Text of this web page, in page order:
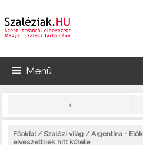
Menü
<
Főoldal/ Szalézi világ / Argentína -
elveszettnek hitt kötete